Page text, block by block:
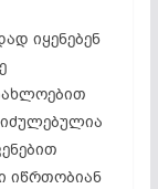
იყენებენ
იძულებულია
იწრთობიან